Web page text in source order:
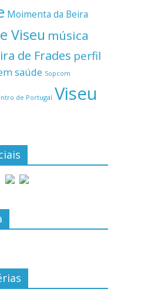
Moimenta da Beira
Viseu música
de Frades perfil
saúde Sopcom
de Portugal Viseu